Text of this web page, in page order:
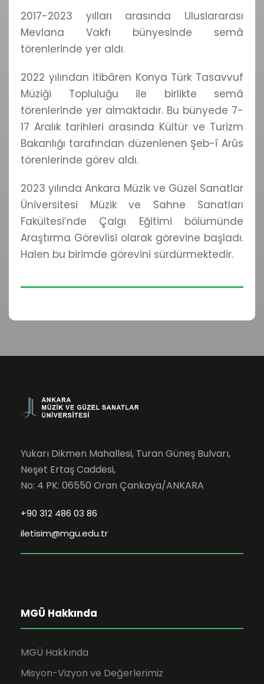
2017-2023 yılları arasında Uluslararası
Mevlana Vakfı bünyesinde semâ
törenlerinde yer aldı.
2022 yılından itibâren Konya Türk Tasavvuf
Müziği Topluluğu ile birlikte semâ
törenlerinde yer almaktadır. Bu bünyede 7-
17 Aralık tarihleri arasında Kültür ve Turizm
Bakanlığı tarafından düzenlenen Şeb-î Arûs
törenlerinde görev aldı.
2023 yılında Ankara Müzik ve Güzel Sanatlar
Üniversitesi Müzik ve Sahne Sanatları
Fakültesi’nde Çalgı Eğitimi bölümünde
Araştırma Görevlisi olarak görevine başladı.
Halen bu birimde görevini sürdürmektedir.
Yukarı Dikmen Mahallesi, Turan Güneş Bulvarı,
Neşet Ertaş Caddesi,
No: 4 PK: 06550 Oran Çankaya/ANKARA
+90 312 486 03 86
iletisim@mgu.edu.tr
MGÜ Hakkında
MGÜ Hakkında
Misyon-Vizyon ve Değerlerimiz